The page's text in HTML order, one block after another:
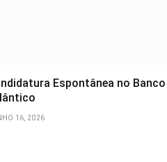
Espontânea no
16, 2026